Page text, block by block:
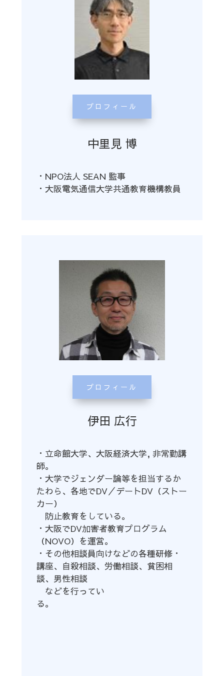
プロフィール
中里見 博
・NPO法人 SEAN 監事
・大阪電気通信大学共通教育機構教員
プロフィール
伊田 広行
・立命館大学、大阪経済大学, 非常勤講
師。
・大学でジェンダー論等を担当するか
たわら、各地でDV／デートDV（ストー
カー）
防止教育をしている。
・大阪でDV加害者教育プログラム
（NOVO）を運営。
・その他相談員向けなどの各種研修・
講座、自殺相談、労働相談、貧困相
談、男性相談
などを行ってい
る。